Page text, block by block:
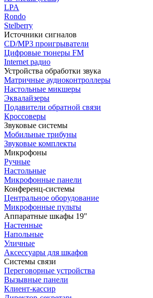
LPA
Rondo
Stelberry
Источники сигналов
CD/MP3 проигрыватели
Цифровые тюнеры FM
Internet радио
Устройства обработки звука
Матричные аудиоконтроллеры
Настольные микшеры
Эквалайзеры
Подавители обратной связи
Кроссоверы
Звуковые системы
Мобильные трибуны
Звуковые комплекты
Микрофоны
Ручные
Настольные
Микрофонные панели
Конференц-системы
Центральное оборудование
Микрофонные пульты
Аппаратные шкафы 19"
Настенные
Напольные
Уличные
Аксессуары для шкафов
Системы связи
Переговорные устройства
Вызывные панели
Клиент-кассир